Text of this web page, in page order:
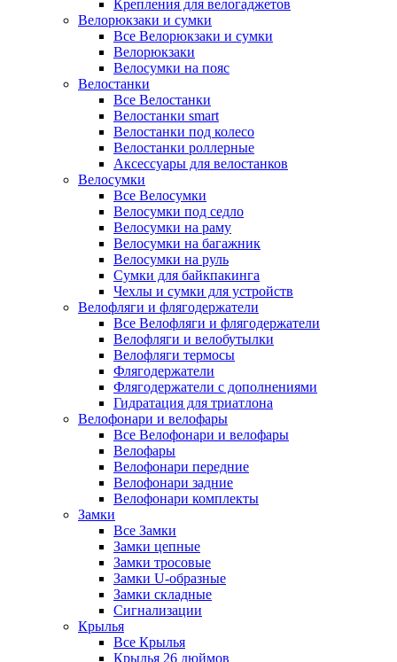
Крепления для велогаджетов
Велорюкзаки и сумки
Все Велорюкзаки и сумки
Велорюкзаки
Велосумки на пояс
Велостанки
Все Велостанки
Велостанки smart
Велостанки под колесо
Велостанки роллерные
Аксессуары для велостанков
Велосумки
Все Велосумки
Велосумки под седло
Велосумки на раму
Велосумки на багажник
Велосумки на руль
Сумки для байкпакинга
Чехлы и сумки для устройств
Велофляги и флягодержатели
Все Велофляги и флягодержатели
Велофляги и велобутылки
Велофляги термосы
Флягодержатели
Флягодержатели с дополнениями
Гидратация для триатлона
Велофонари и велофары
Все Велофонари и велофары
Велофары
Велофонари передние
Велофонари задние
Велофонари комплекты
Замки
Все Замки
Замки цепные
Замки тросовые
Замки U-образные
Замки складные
Сигнализации
Крылья
Все Крылья
Крылья 26 дюймов